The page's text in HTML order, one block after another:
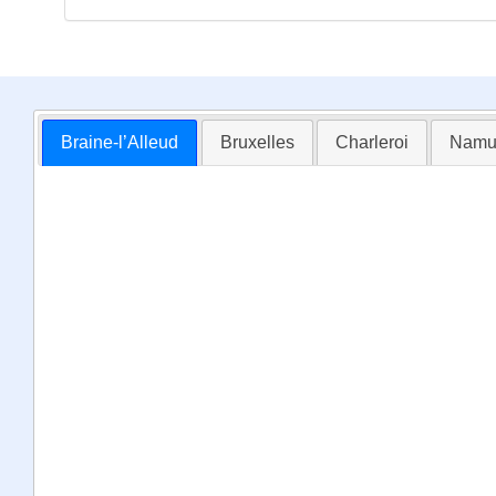
Braine-l’Alleud Bruxelles Charleroi